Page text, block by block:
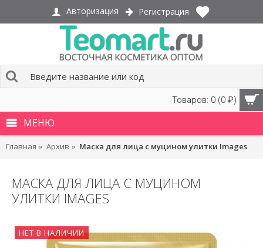
Авторизация Регистрация
Товаров: 0 (0 ₽)
МЕНЮ
Главная Архив Маска для лица с муцином улитки Images
МАСКА ДЛЯ ЛИЦА С МУЦИНОМ
УЛИТКИ IMAGES
НЕТ В НАЛИЧИИ